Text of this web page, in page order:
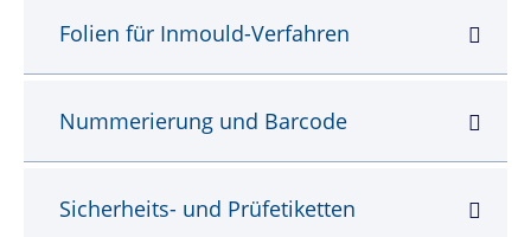
Folien für Inmould-Verfahren
Nummerierung und Barcode
Sicherheits- und Prüfetiketten